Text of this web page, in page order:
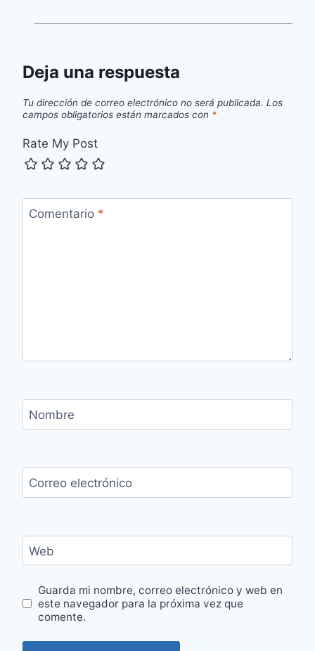
Deja una respuesta
Tu dirección de correo electrónico no será publicada. Los
campos obligatorios están marcados con *
Rate My Post
Comentario *
Nombre
Correo electrónico
Web
Guarda mi nombre, correo electrónico y web en
este navegador para la próxima vez que
comente.